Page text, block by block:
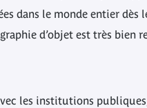
dans le monde entier dès
d’objet est très bien
les institutions